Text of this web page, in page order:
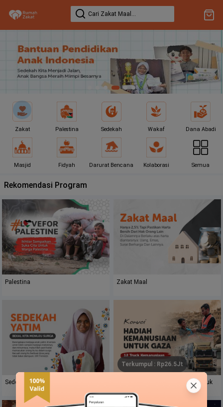
Cari Zakat Maal
Zakat Palestina Sedekah Wakaf Dana Abadi
Masjid Fidyah Darurat Bencana Kolaborasi Semua
Rekomendasi Program
Palestina Zakat Maal
Sedekah Yatim
Terkumpul : Rp26.5Jt
Konvoi Hadiah Kemanusiaan Untuk